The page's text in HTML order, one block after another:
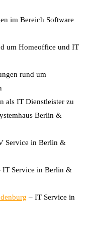
im Bereich Software
um Homeoffice und IT
rund um
als IT Dienstleister zu
Berlin &
Service in Berlin &
IT Service in Berlin &
– IT Service in